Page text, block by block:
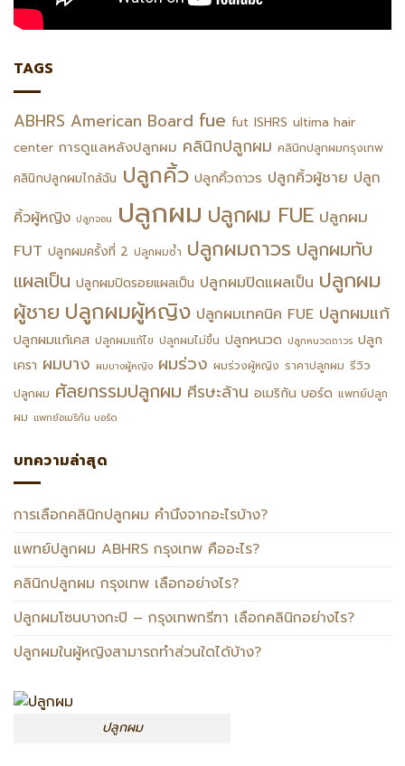
TAGS
ABHRS American Board fue fut ISHRS ultima hair
center การดูแลหลังปลูกผม คลินิกปลูกผม คลินิกปลูกผมกรุงเทพ
คลินิกปลูกผมไกล้ฉัน ปลูกคิ้ว ปลูกคิ้วถาวร ปลูกคิ้วผู้ชาย ปลูก
คิ้วผู้หญิง ปลูกจอน ปลูกผม ปลูกผม FUE ปลูกผม
FUT ปลูกผมครั้งที่ 2 ปลูกผมซ้ำ ปลูกผมถาวร ปลูกผมทับ
แผลเป็น ปลูกผมปิดรอยแผลเป็น ปลูกผมปิดแผลเป็น ปลูกผม
ผู้ชาย ปลูกผมผู้หญิง ปลูกผมเทคนิค FUE ปลูกผมแก้
ปลูกผมแก้เคส ปลูกผมแก้ไข ปลูกผมไม่ขึ้น ปลูกหนวด ปลูกหนวดถาวร ปลูก
เครา ผมบาง ผมบางผู้หญิง ผมร่วง ผมร่วงผู้หญิง ราคาปลูกผม รีวิว
ปลูกผม ศัลยกรรมปลูกผม ศีรษะล้าน อเมริกัน บอร์ด แพทย์ปลูก
ผม แพทย์อเมริกัน บอร์ด
บทความล่าสุด
การเลือกคลินิกปลูกผม คำนึงจากอะไรบ้าง?
แพทย์ปลูกผม ABHRS กรุงเทพ คืออะไร?
คลินิกปลูกผม กรุงเทพ เลือกอย่างไร?
ปลูกผมโซนบางกะปิ – กรุงเทพกรีฑา เลือกคลินิกอย่างไร?
ปลูกผมในผู้หญิงสามารถทำส่วนใดได้บ้าง?
ปลูกผม